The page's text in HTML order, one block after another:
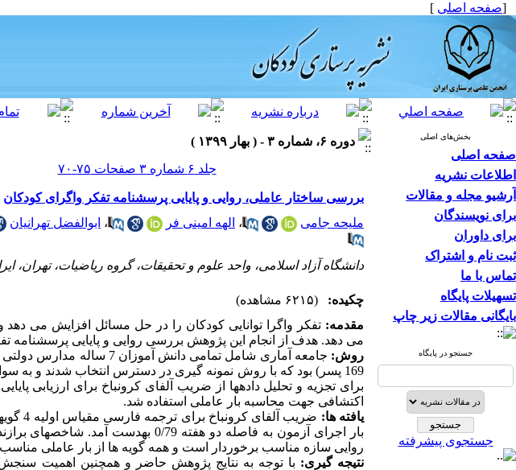
[صفحه اصلی ]
بخش‌های اصلی
صفحه اصلی
اطلاعات نشریه
آرشیو مجله و مقالات
برای نویسندگان
برای داوران
ثبت نام و اشتراک
تماس با ما
تسهیلات پایگاه
بایگانی مقالات زیر چاپ
جستجو در پایگاه
جستجوی پیشرفته
دوره ۶، شماره ۳ - ( بهار ۱۳۹۹ )
جلد ۶ شماره ۳ صفحات ۷۵-۷۰
بررسی ساختار عاملی، روایی و پایایی پرسشنامه تفکر واگرای کودکان
ملیحه جامی
، الهه امینی فر ، ابوالفضل تهرانیان
دانشگاه آزاد اسلامی، واحد علوم و تحقیقات، گروه ریاضیات، تهران،
چکیده:
(۶۲۱۵ مشاهده)
مقدمه: تفکر واگرا توانایی کودکان را در حل مسائل افزایش می دهد
می دهد. هدف از انجام این پژوهش بررسی روایی و پایایی پرسشنامه
روش:
برای تجزیه و تحلیل داده­­ها از ضریب آلفای کرونباخ برای ارزیابی
اکتشافی جهت محاسبه بار عاملی استفاده شد.
یافته ­ها:
بار اجرای آزمون به فاصله دو هفته 0/
روایی سازه مناسب برخوردار است و همه گویه ­ها از بار عاملی مناسب بالای 0/30
نتیجه گیری: با توجه به نتایج پژوهش حاضر و همچنین اهمیت